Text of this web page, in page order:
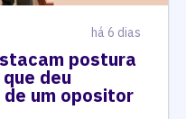
um opositor